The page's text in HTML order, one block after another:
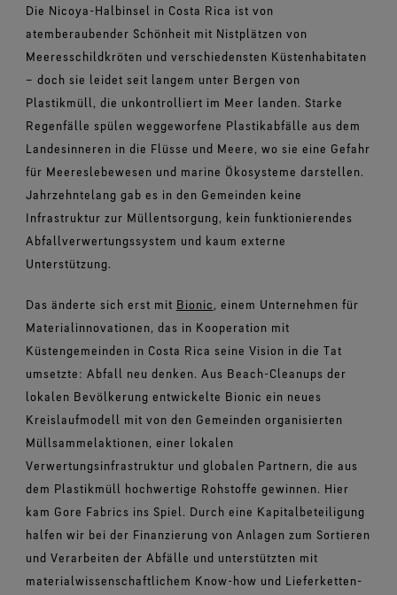
Die Nicoya-Halbinsel in Costa Rica ist von
atemberaubender Schönheit mit Nistplätzen von
Meeresschildkröten und verschiedensten Küstenhabitaten
– doch sie leidet seit langem unter Bergen von
Plastikmüll, die unkontrolliert im Meer landen. Starke
Regenfälle spülen weggeworfene Plastikabfälle aus dem
Landesinneren in die Flüsse und Meere, wo sie eine Gefahr
für Meereslebewesen und marine Ökosysteme darstellen.
Jahrzehntelang gab es in den Gemeinden keine
Infrastruktur zur Müllentsorgung, kein funktionierendes
Abfallverwertungssystem und kaum externe
Unterstützung.
Das änderte sich erst mit Bionic, einem Unternehmen für
Materialinnovationen, das in Kooperation mit
Küstengemeinden in Costa Rica seine Vision in die Tat
umsetzte: Abfall neu denken. Aus Beach-Cleanups der
lokalen Bevölkerung entwickelte Bionic ein neues
Kreislaufmodell mit von den Gemeinden organisierten
Müllsammelaktionen, einer lokalen
Verwertungsinfrastruktur und globalen Partnern, die aus
dem Plastikmüll hochwertige Rohstoffe gewinnen. Hier
kam Gore Fabrics ins Spiel. Durch eine Kapitalbeteiligung
halfen wir bei der Finanzierung von Anlagen zum Sortieren
und Verarbeiten der Abfälle und unterstützten mit
materialwissenschaftlichem Know-how und Lieferketten-